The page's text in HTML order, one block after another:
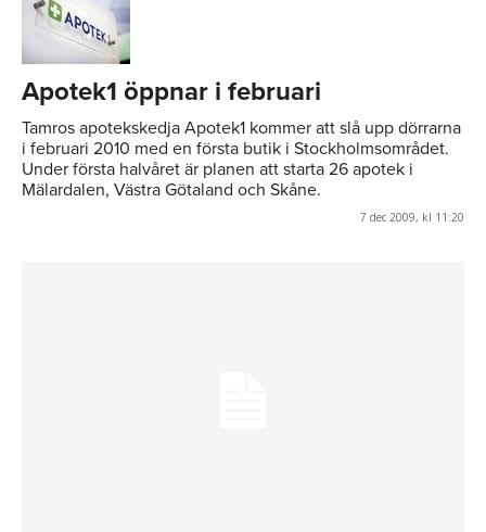
Apotek1 öppnar i februari
Tamros apotekskedja Apotek1 kommer att slå upp dörrarna
i februari 2010 med en första butik i Stockholmsområdet.
Under första halvåret är planen att starta 26 apotek i
Mälardalen, Västra Götaland och Skåne.
7 dec 2009, kl 11:20